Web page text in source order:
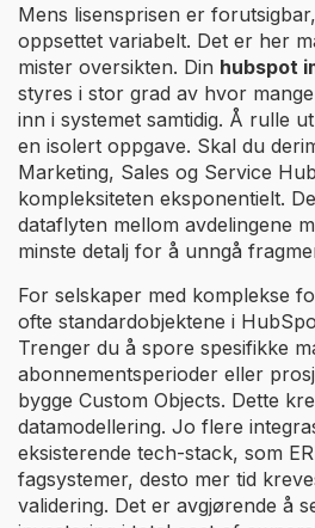
Mens lisensprisen er
oppsettet variabelt. Det er her
mister oversikten. Din hubspot
styres i stor grad av hvor
inn i systemet samtidig. Å rulle
en isolert oppgave. Skal du
Marketing, Sales og Service
kompleksiteten eksponentielt.
dataflyten mellom avdelingene
minste detalj for å unngå
For selskaper med komplekse
ofte standardobjektene i
Trenger du å spore spesifikke
abonnementsperioder eller
bygge Custom Objects. Dette
datamodellering. Jo flere
eksisterende tech-stack, som
fagsystemer, desto mer tid
validering. Det er avgjørende å